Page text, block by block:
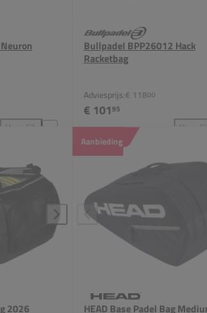
Vergelijk
Bullpadel BPP26017 Neuron Racketbag
Bullpadel BPP26012 Hack
Racketbag
Adviesprijs:€ 11800
€ 10195
2026
Aanbieding
HEAD Base Padel Bag